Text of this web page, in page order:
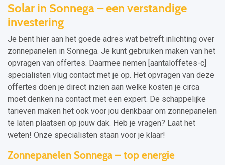
Solar in Sonnega – een verstandige
investering
Je bent hier aan het goede adres wat betreft inlichting over
zonnepanelen in Sonnega. Je kunt gebruiken maken van het
opvragen van offertes. Daarmee nemen [aantaloffetes-c]
specialisten vlug contact met je op. Het opvragen van deze
offertes doen je direct inzien aan welke kosten je circa
moet denken na contact met een expert. De schappelijke
tarieven maken het ook voor jou denkbaar om zonnepanelen
te laten plaatsen op jouw dak. Heb je vragen? Laat het
weten! Onze specialisten staan voor je klaar!
Zonnepanelen Sonnega – top energie